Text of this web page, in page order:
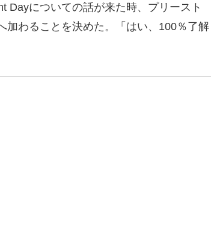
Dayについての話が来た時、プリースト
加わることを決めた。「はい、100％了解